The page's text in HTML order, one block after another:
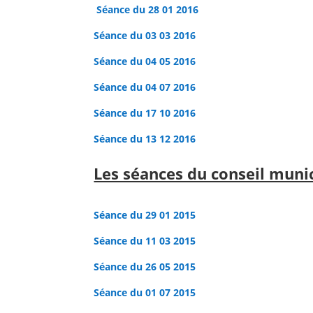
Séance du 28 01 2016
Séance du 03 03 2016
Séance du 04 05 2016
Séance du 04 07 2016
Séance du 17 10 2016
Séance du 13 12 2016
Les séances du conseil
Séance du 29 01 2015
Séance du 11 03 2015
Séance du 26 05 2015
Séance du 01 07 2015